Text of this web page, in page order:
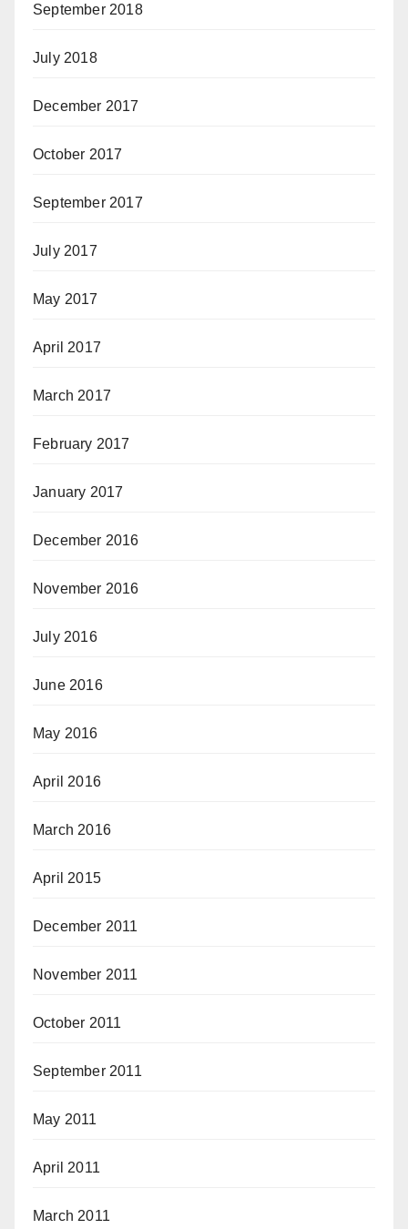
September 2018
July 2018
December 2017
October 2017
September 2017
July 2017
May 2017
April 2017
March 2017
February 2017
January 2017
December 2016
November 2016
July 2016
June 2016
May 2016
April 2016
March 2016
April 2015
December 2011
November 2011
October 2011
September 2011
May 2011
April 2011
March 2011